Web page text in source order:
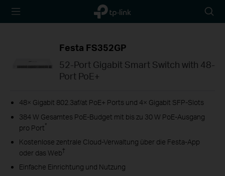
TP-Link,
Reliably
icon
Festa FS352GP
52-Port Gigabit Smart Switch with 48-
Port PoE+
48× Gigabit 802.3af/at PoE+ Ports und 4× Gigabit SFP-Slots
384 W Gesamtes PoE-Budget mit bis zu 30 W PoE-Ausgang
pro Port*
Kostenlose zentrale Cloud-Verwaltung über die Festa-App
oder das Web†
Einfache Einrichtung und Nutzung